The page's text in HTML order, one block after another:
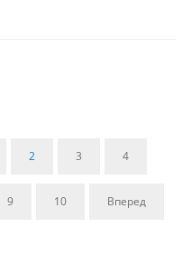
2 3 4
9 10 Вперед